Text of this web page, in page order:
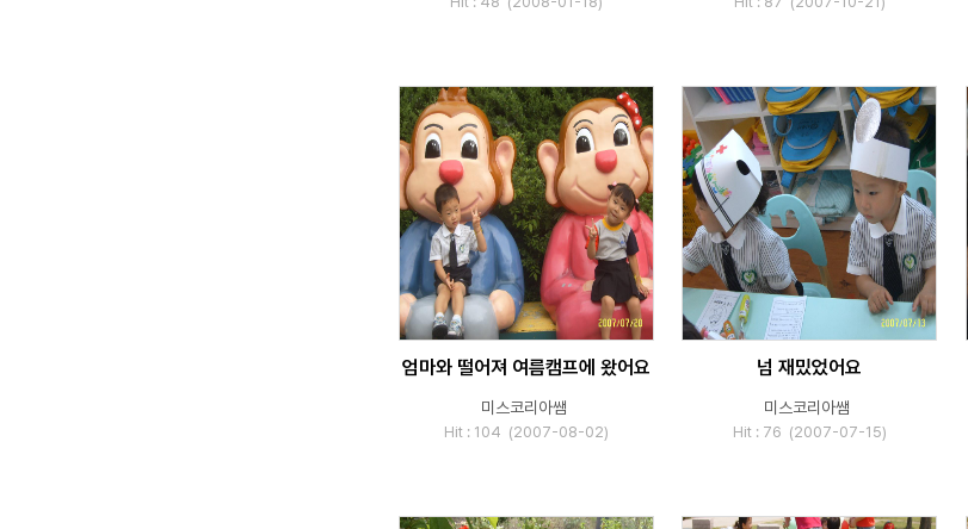
엄마와 떨어져 여름캠프에 왔어요
미스코리아쌤
Hit : 104 (2007-08-02)
넘 재밌었어요
미스코리아쌤
Hit : 76 (2007-07-15)